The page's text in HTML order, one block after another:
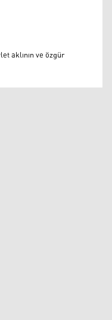
aklının ve özgür